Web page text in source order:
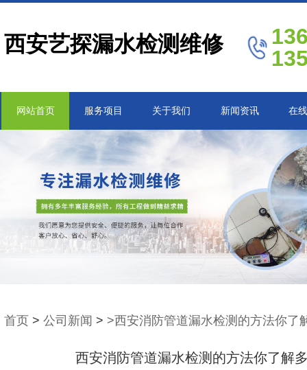
西安艺探漏水检测维修
网站首页 服务项目 关于我们 新闻资讯 在
首页 > 公司新闻 > >西安消防管道漏水检测的方法你了
西安消防管道漏水检测的方法你了解